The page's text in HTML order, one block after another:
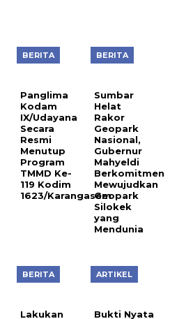
BERITA
Panglima
Kodam
IX/Udayana
Secara
Resmi
Menutup
Program
TMMD Ke-
119 Kodim
1623/Karangasem
BERITA
Sumbar
Helat
Rakor
Geopark
Nasional,
Gubernur
Mahyeldi
Berkomitmen
Mewujudkan
Geopark
Silokek
yang
Mendunia
BERITA
Lakukan
ARTIKEL
Bukti Nyata